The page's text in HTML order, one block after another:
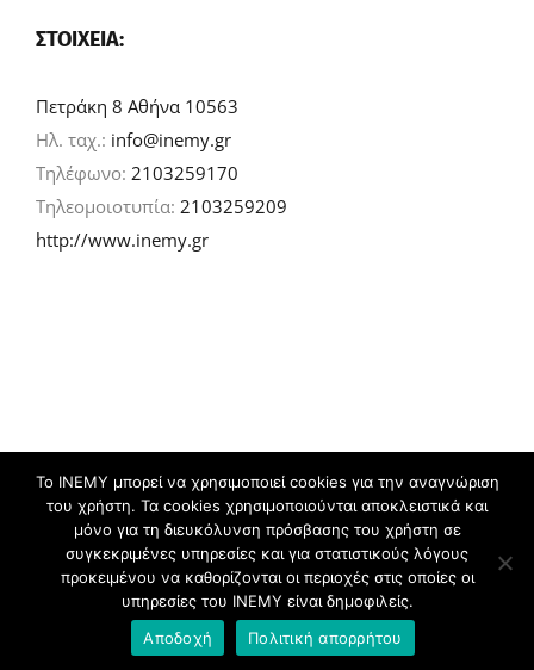
ΣΤΟΙΧΕΊΑ:
Πετράκη 8 Αθήνα 10563
Ηλ. ταχ.: info@inemy.gr
Τηλέφωνο: 2103259170
Τηλεομοιοτυπία: 2103259209
http://www.inemy.gr
©2026 IN.EM.Y | Σχεδιασμός & ανάπτυξη:
FacebookTwitter YouTubeFlickr
Το ΙΝΕΜΥ μπορεί να χρησιμοποιεί cookies για την αναγνώριση
του χρήστη. Τα cookies χρησιμοποιούνται αποκλειστικά και
μόνο για τη διευκόλυνση πρόσβασης του χρήστη σε
συγκεκριμένες υπηρεσίες και για στατιστικούς λόγους
προκειμένου να καθορίζονται οι περιοχές στις οποίες οι
υπηρεσίες του ΙΝΕΜΥ είναι δημοφιλείς.
Αποδοχή
Πολιτική απορρήτου